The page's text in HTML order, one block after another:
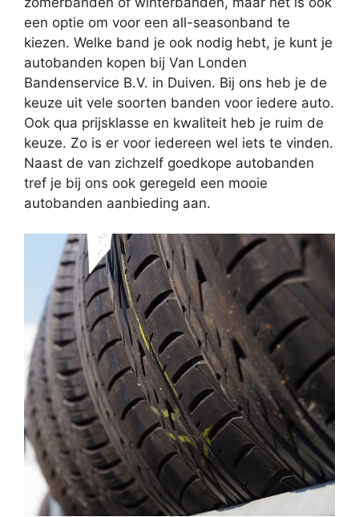
een optie om voor een all-seasonband te
kiezen. Welke band je ook nodig hebt, je kunt je
autobanden kopen bij Van Londen
Bandenservice B.V. in Duiven. Bij ons heb je de
keuze uit vele soorten banden voor iedere auto.
Ook qua prijsklasse en kwaliteit heb je ruim de
keuze. Zo is er voor iedereen wel iets te vinden.
Naast de van zichzelf goedkope autobanden
tref je bij ons ook geregeld een mooie
autobanden aanbieding aan.